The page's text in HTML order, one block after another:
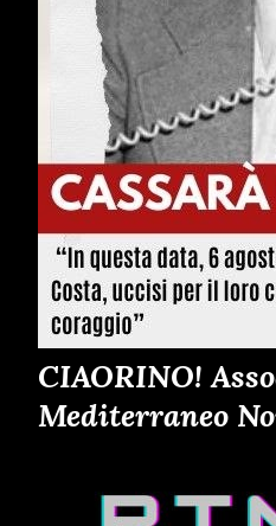
CIAORINO!
Mediterraneo